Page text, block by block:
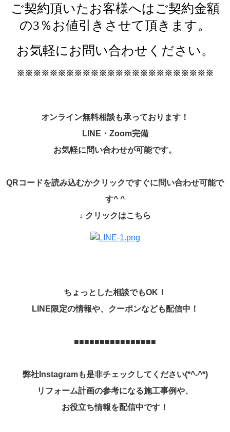
ご契約頂いたお客様へはご契約金額
の3％お値引きさせて頂きます。
お気軽にお問い合わせください。
※※※※※※※※※※※※※※※※※※※※※※※※
オンライン無料相談も承っております！
LINE ・ Zoom完備
お気軽に問い合わせが可能です。
QRコードを読み込むかクリックですぐに問い合わせ可能で
す^ ^
↓ クリックはこちら
ちょっとした相談でもOK ！
LINE限定の情報や、クーポンなども配信中！
■■■■■■■■■■■■■■■■
弊社Instagramも是非チェックしてください(*^-^*)
リフォーム計画の参考になる施工事例や、
お役立ち情報を配信中です！